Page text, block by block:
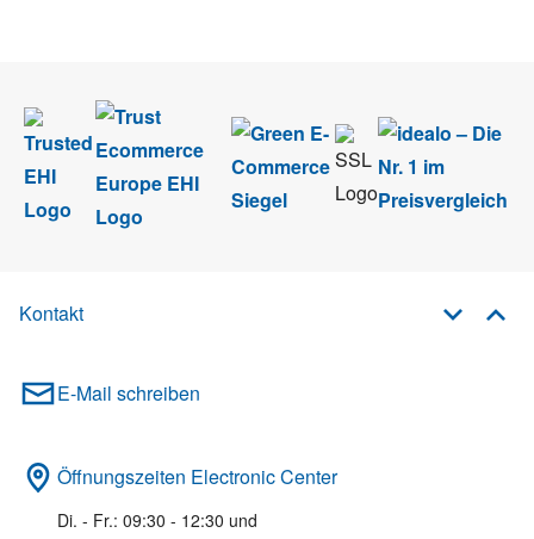
Kontakt
E-Mail schreiben
Öffnungszeiten Electronic Center
Di. - Fr.: 09:30 - 12:30 und